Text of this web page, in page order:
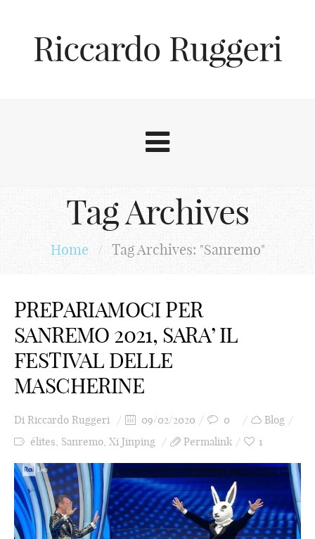
Riccardo Ruggeri
Tag Archives
Home / Tag Archives: "Sanremo"
PREPARIAMOCI PER
SANREMO 2021, SARA’ IL
FESTIVAL DELLE
MASCHERINE
Di Riccardo Ruggeri 09/02/2020 0
Blog
élites, Sanremo, Xi Jinping Permalink 1